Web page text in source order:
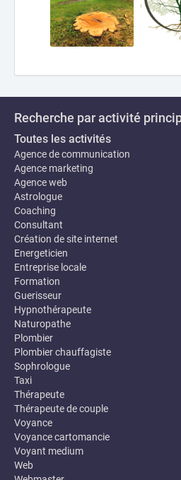
Recherche par activité
Toutes les activités
Agence de communication
Agence marketing
Agence web
Astrologue
Coaching
Consultant
Création de site internet
Energeticien
Entreprise locale
Formation
Guerisseur
Hypnothérapeute
Naturopathe
Plombier
Plombier chauffagiste
Sophrologue
Taxi
Thérapeute
Thérapeute de couple
Voyance
Voyance cartomancie
Voyant medium
Web